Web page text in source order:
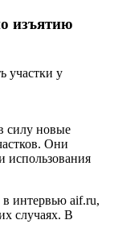
изъятию
силу новые
Они
использования
в интервью aif.ru,
случаях. В